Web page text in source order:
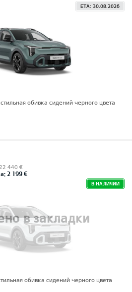
ETA: 30.08.2026
обивка сидений черного цвета
в закладки
440 €
2 199 €
В НАЛИЧИИ
обивка сидений черного цвета